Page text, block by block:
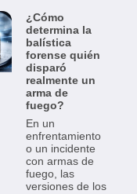
¿Cómo
determina la
balística
forense quién
disparó
realmente un
arma de
fuego?
En un
enfrentamiento
o un incidente
con armas de
fuego, las
versiones de los